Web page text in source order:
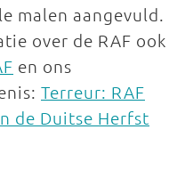
malen aangevuld.
over de RAF ook
en ons
Terreur: RAF
de Duitse Herfst